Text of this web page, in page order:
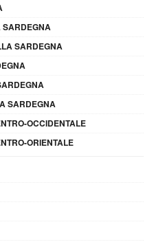
SARDEGNA
SARDEGNA
SARDEGNA
OCCIDENTALE
ORIENTALE